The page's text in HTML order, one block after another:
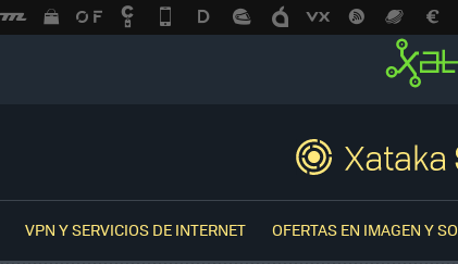
VPN Y SERVICIOS DE INTERNET OFERTAS EN IMAGEN Y